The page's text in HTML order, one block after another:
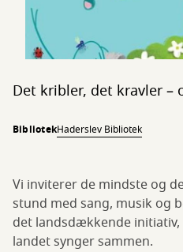
Det kribler, det kravler –
BibliotekHaderslev Bibliotek
Vi inviterer de mindste og
stund med sang, musik og
det landsdækkende
landet synger sammen.